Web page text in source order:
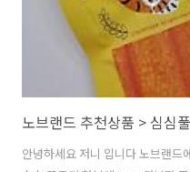
노브랜드 추천상품 > 심심
안녕하세요 저니 입니다 노브랜드